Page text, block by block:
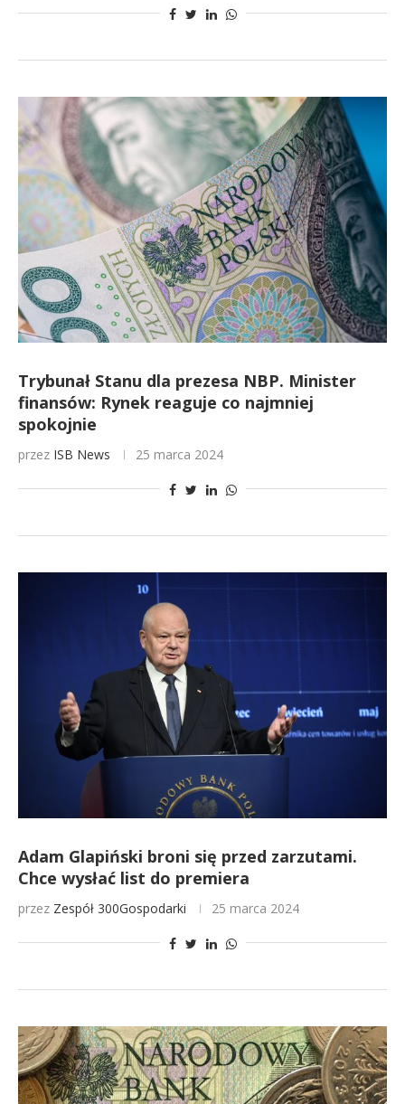
Trybunał Stanu dla prezesa NBP. Minister
finansów: Rynek reaguje co najmniej
spokojnie
przez ISB News 25 marca 2024
Adam Glapiński broni się przed zarzutami.
Chce wysłać list do premiera
przez Zespół 300Gospodarki 25 marca 2024